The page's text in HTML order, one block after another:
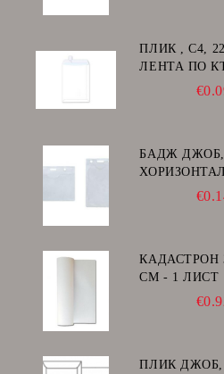
ПЛИК , C4,
ЛЕНТА ПО
БАДЖ ДЖОБ,
КАДАСТРОН 300
СМ - 1 ЛИСТ
ПЛИК ДЖОБ,